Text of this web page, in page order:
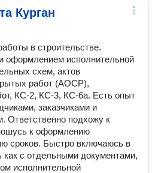
Курган
в строительстве.
оформлением исполнительной
схем, актов
работ (АОСР),
КС-2, КС-3, КС-6а. Есть опыт
заказчиками и
Ответственно подхожу к
к оформлению
сроков. Быстро включаюсь в
как с отдельными документами,
исполнительной